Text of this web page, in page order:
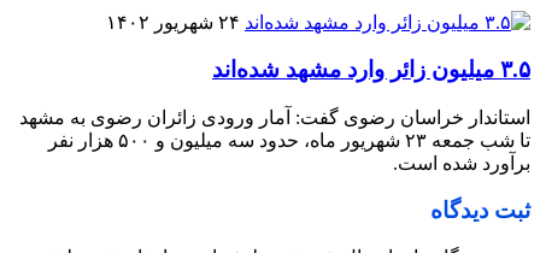
۲۴ شهریور ۱۴۰۲
۳.۵ میلیون زائر وارد مشهد شده‌اند
استاندار خراسان رضوی گفت: آمار ورودی زائران رضوی به مشهد
تا شب جمعه ۲۳ شهریور ماه، حدود سه میلیون و ۵۰۰ هزار نفر
برآورد شده است.
ثبت دیدگاه